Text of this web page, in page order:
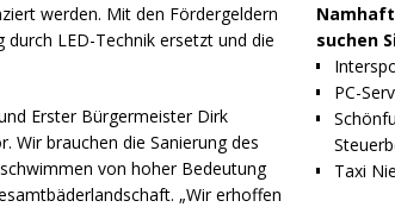
werden. Mit den Fördergeldern
LED-Technik ersetzt und die
Erster Bürgermeister Dirk
Wir brauchen die Sanierung des
von hoher Bedeutung
„Wir erhoffen
suchen
PC-
Taxi